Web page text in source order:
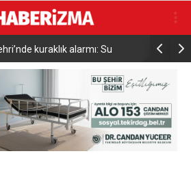
kuraklık alarmı: Su
yaşandı